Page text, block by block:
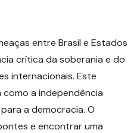
entre Brasil e Estados
crítica da soberania e do
internacionais. Este
a independência
a democracia. O
e encontrar uma